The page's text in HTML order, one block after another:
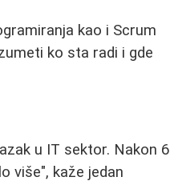
kao i Scrum
ko sta radi i gde
u IT sektor. Nakon 6
više", kaže jedan